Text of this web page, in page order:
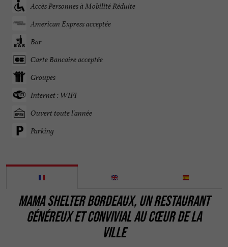
Accès Personnes à Mobilité Réduite
American Express acceptée
Bar
Carte Bancaire acceptée
Groupes
Internet : WIFI
Ouvert toute l'année
Parking
MAMA SHELTER BORDEAUX, UN RESTAURANT
GÉNÉREUX ET CONVIVIAL AU CŒUR DE LA
VILLE